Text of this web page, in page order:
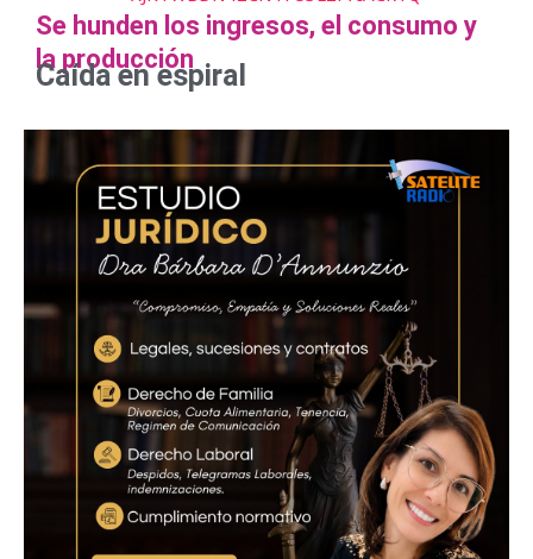
Se hunden los ingresos, el consumo y
la producción
Caída en espiral